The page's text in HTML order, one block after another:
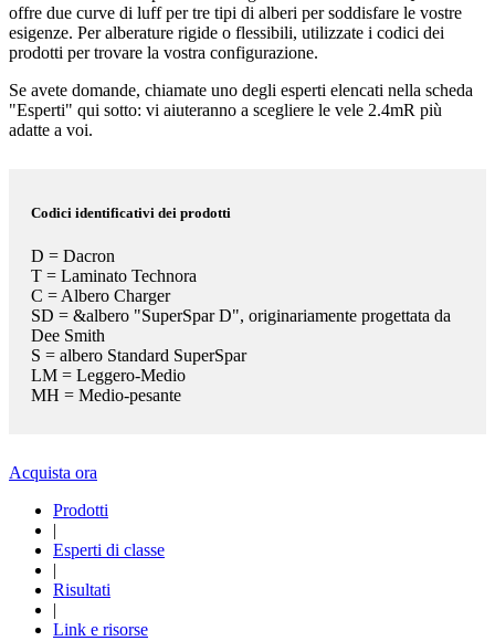
offre due curve di luff per tre tipi di alberi per soddisfare le vostre
esigenze. Per alberature rigide o flessibili, utilizzate i codici dei
prodotti per trovare la vostra configurazione.
Se avete domande, chiamate uno degli esperti elencati nella scheda
"Esperti" qui sotto: vi aiuteranno a scegliere le vele 2.4mR più
adatte a voi.
Codici identificativi dei prodotti
D = Dacron
T = Laminato Technora
C = Albero Charger
SD = &albero "SuperSpar D", originariamente progettata da
Dee Smith
S = albero Standard SuperSpar
LM = Leggero-Medio
MH = Medio-pesante
Acquista ora
Prodotti
|
Esperti di classe
|
Risultati
|
Link e risorse